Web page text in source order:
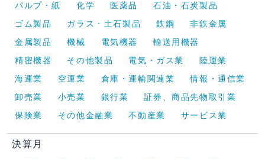
パルプ・紙
化学 医薬品
石油・石炭製品
ゴム製品
ガラス・土石製品 鉄鋼
非鉄金属
金属製品
機械 電気機器
輸送用機器
精密機器
その他製品 電気・ガス業
陸運業
海運業
空運業 倉庫・運輸関連業
情報・通信業
卸売業
小売業 銀行業
証券、商品先物取引業
保険業
その他金融業 不動産業 サービス業
決算月